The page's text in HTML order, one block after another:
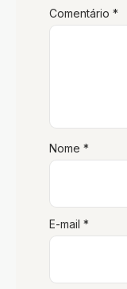
Comentário *
Nome *
E-mail *